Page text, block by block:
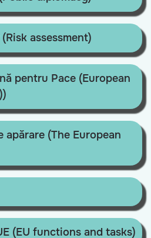
assessment)
pentru Pace (European
apărare (The European
(EU functions and tasks)